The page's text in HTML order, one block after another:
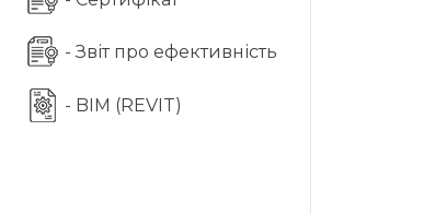
- Звіт про ефективність
- BIM (REVIT)